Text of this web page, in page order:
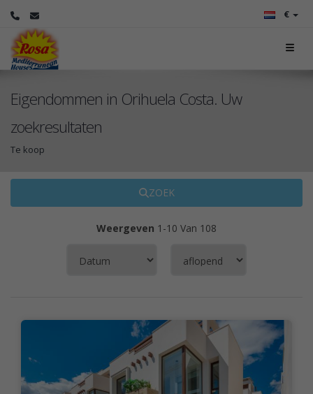
€
Eigendommen in Orihuela Costa. Uw
zoekresultaten
Te koop
ZOEK
Weergeven 1-10 Van 108